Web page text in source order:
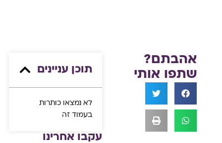
אהבתם?
שתפו אותי
תוכן עניינים
לא נמצאו כותרות
בעמוד זה
עקבו אחרינו